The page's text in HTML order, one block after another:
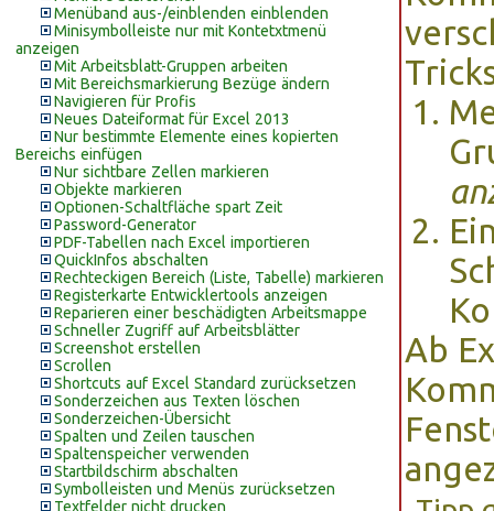
Menüband aus-/einblenden einblenden
Minisymbolleiste nur mit Kontetxtmenü
anzeigen
Mit Arbeitsblatt-Gruppen arbeiten
Mit Bereichsmarkierung Bezüge ändern
Navigieren für Profis
Neues Dateiformat für Excel 2013
Nur bestimmte Elemente eines kopierten
Bereichs einfügen
Nur sichtbare Zellen markieren
Objekte markieren
Optionen-Schaltfläche spart Zeit
Password-Generator
PDF-Tabellen nach Excel importieren
QuickInfos abschalten
Rechteckigen Bereich (Liste, Tabelle) markieren
Registerkarte Entwicklertools anzeigen
Reparieren einer beschädigten Arbeitsmappe
Schneller Zugriff auf Arbeitsblätter
Screenshot erstellen
Scrollen
Shortcuts auf Excel Standard zurücksetzen
Sonderzeichen aus Texten löschen
Sonderzeichen-Übersicht
Spalten und Zeilen tauschen
Spaltenspeicher verwenden
Startbildschirm abschalten
Symbolleisten und Menüs zurücksetzen
Textfelder nicht drucken
Ab